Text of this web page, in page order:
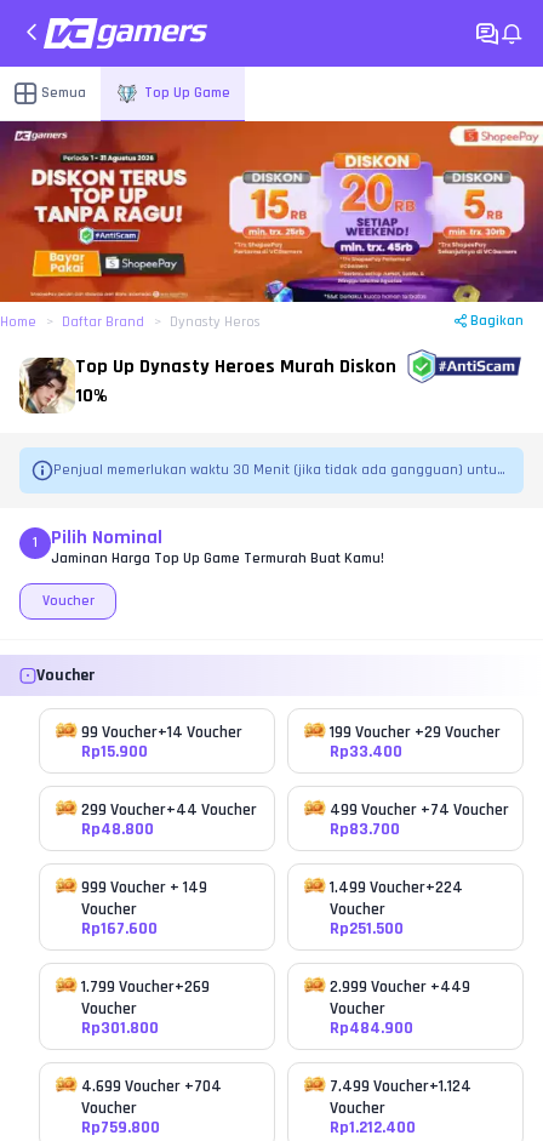
Semua Top Up Game
Home Daftar Brand Dynasty Heros Bagikan
Top Up Dynasty Heroes Murah Diskon
10%
Penjual memerlukan waktu 30 Menit (jika tidak ada gangguan) untuk
mengirimkan pesanan.
1 Pilih Nominal
Jaminan Harga Top Up Game Termurah Buat Kamu!
Voucher
Voucher
99 Voucher+14 Voucher
Rp15.900
199 Voucher +29 Voucher
Rp33.400
299 Voucher+44 Voucher
Rp48.800
499 Voucher +74 Voucher
Rp83.700
999 Voucher + 149
Voucher
Rp167.600
1.499 Voucher+224
Voucher
Rp251.500
1.799 Voucher+269
Voucher
Rp301.800
2.999 Voucher +449
Voucher
Rp484.900
4.699 Voucher +704
Voucher
Rp759.800
7.499 Voucher+1.124
Voucher
Rp1.212.400